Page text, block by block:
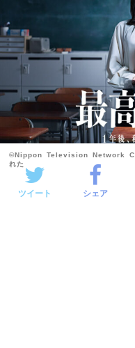
©Nippon Television Network
れた
ツイート シェア